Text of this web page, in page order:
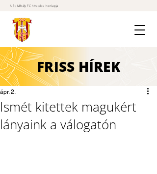
A St. Mihály FC hivatalos honlapja
FRISS HÍREK
Ismét kitettek magukért
lányaink a válogatón
ápr. 2.